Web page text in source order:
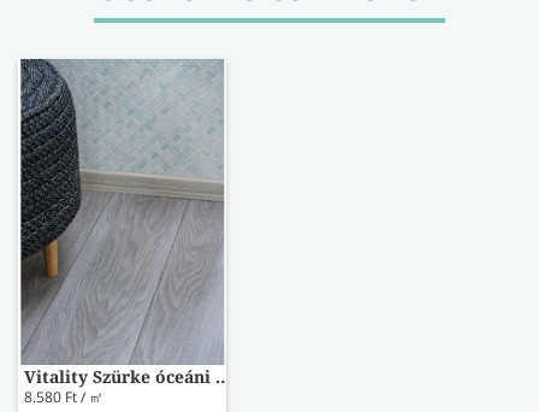
Vitality Szürke óceáni tölgy laminált padló STY00149
8.580 Ft / ㎡